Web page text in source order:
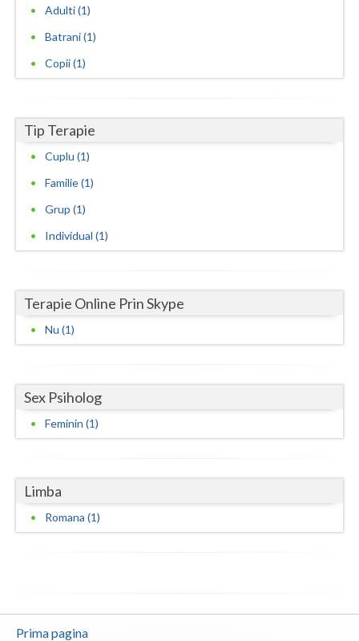
Maramures
Mehedinti
Mures
Olt
Satu-Mare
Suceava
Teleorman
Tulcea
Valcea
Vrancea
Adulti (1)
Batrani (1)
Copii (1)
Tip Terapie
Cuplu (1)
Familie (1)
Grup (1)
Individual (1)
Terapie Online Prin Skype
Nu (1)
Sex Psiholog
Feminin (1)
Limba
Romana (1)
Prima pagina